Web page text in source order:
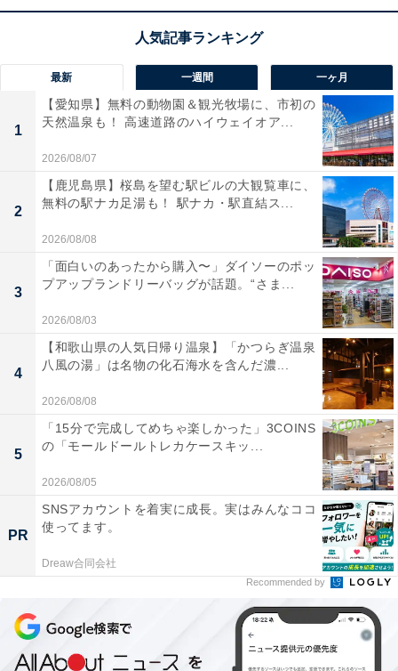
お掃除が驚くほど軽やかで快適になります。
マキタの掃除機「CL115FDWI」の口コミは？
マキタの掃除機「CL115FDWI」には以下のような口コミ
が寄せられています。
とにかく本体が軽くて取り回しが良いので片手でサ
ッと掃除ができて助かります
紙パック式なのでゴミ捨ての際にホコリが舞い散る
心配がなくとても衛生的です
コンパクトながら吸引力もしっかりあり階段や高い
場所の掃除もラクラクこなせます
軽量で扱いやすいコードレス掃除機を探している人や、
ゴミ捨てのお手入れを簡単に済ませたい人には、おすす
めの商品といえそうです。
最新 一週間 一ヶ月
1
【愛知県】無料の動物園＆観光牧場に、市初の
天然温泉も！ 高速道路のハイウェイオア...
2026/08/07
2
【鹿児島県】桜島を望む駅ビルの大観覧車に、
無料の駅ナカ足湯も！ 駅ナカ・駅直結ス...
2026/08/08
3
「面白いのあったから購入〜」ダイソーのポッ
プアップランドリーバッグが話題。“さま...
2026/08/03
4
【和歌山県の人気日帰り温泉】「かつらぎ温泉
八風の湯」は名物の化石海水を含んだ濃...
2026/08/08
5
「15分で完成してめちゃ楽しかった」3COINS
の「モールドールトレカケースキッ...
2026/08/05
PR
SNSアカウントを着実に成長。実はみんなココ
使ってます。
Dreaw合同会社
Recommended by